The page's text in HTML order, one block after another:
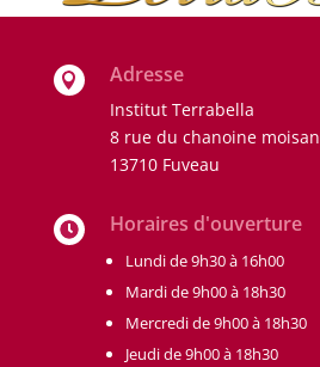
 Adresse
Institut Terrabella
8 rue du chanoine moisan
13710 Fuveau
 Horaires d'ouverture
Lundi de 9h30 à 16h00
Mardi de 9h00 à 18h30
Mercredi de 9h00 à 18h30
Jeudi de 9h00 à 18h30